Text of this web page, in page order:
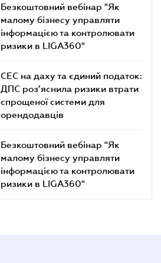
Безкоштовний вебінар "Як
малому бізнесу управляти
інформацією та контролювати
ризики в LIGA360"
СЕС на даху та єдиний податок:
ДПС роз’яснила ризики втрати
спрощеної системи для
орендодавців
Безкоштовний вебінар "Як
малому бізнесу управляти
інформацією та контролювати
ризики в LIGA360"